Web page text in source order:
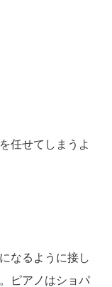
任せてしまうよ
なるように接し
ピアノはショパ